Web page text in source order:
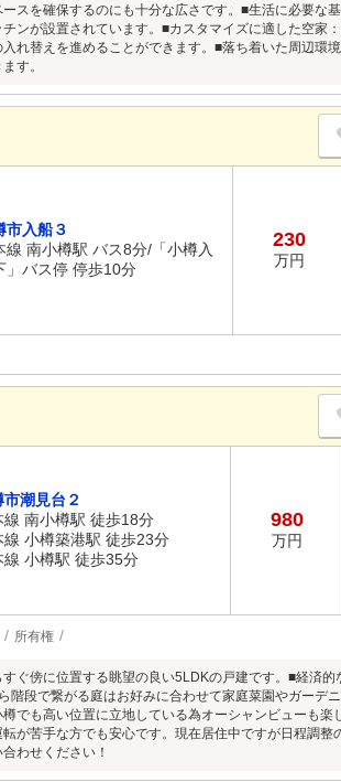
スを確保するのにも十分な広さです。■生活に必要な
ンが設置されています。■カスタマイズに適した空家
れ替えを進めることができます。■落ち着いた周辺環
す。
市入船３
線 南小樽駅 バス8分/「小樽入
」バス停 停歩10分
230
万円
潮見台２
線 南小樽駅 徒歩18分
線 小樽築港駅 徒歩23分
線 小樽駅 徒歩35分
980
万円
所有権
ぐ傍に位置する眺望の良い5LDKの戸建です。■経済
階段で繋がる庭はお好みに合わせて家庭菜園やガーデ
でも高い位置に立地している為オーシャンビューも
が苦手な方でも安心です。現在居住中ですが日程調
わせください！